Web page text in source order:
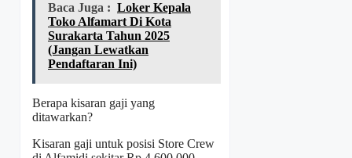
Baca Juga : Loker Kepala
Toko Alfamart Di Kota
Surakarta Tahun 2025
(Jangan Lewatkan
Pendaftaran Ini)
Berapa kisaran gaji yang
ditawarkan?
Kisaran gaji untuk posisi Store Crew